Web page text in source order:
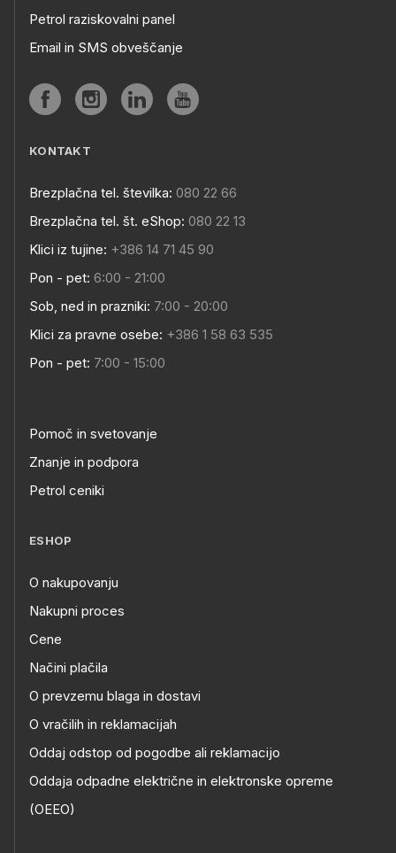
Petrol raziskovalni panel
Email in SMS obveščanje
KONTAKT
Brezplačna tel. številka: 080 22 66
Brezplačna tel. št. eShop: 080 22 13
Klici iz tujine: +386 14 71 45 90
Pon - pet: 6:00 - 21:00
Sob, ned in prazniki: 7:00 - 20:00
Klici za pravne osebe: +386 1 58 63 535
Pon - pet: 7:00 - 15:00
Pomoč in svetovanje
Znanje in podpora
Petrol ceniki
ESHOP
O nakupovanju
Nakupni proces
Cene
Načini plačila
O prevzemu blaga in dostavi
O vračilih in reklamacijah
Oddaj odstop od pogodbe ali reklamacijo
Oddaja odpadne električne in elektronske opreme
(OEEO)